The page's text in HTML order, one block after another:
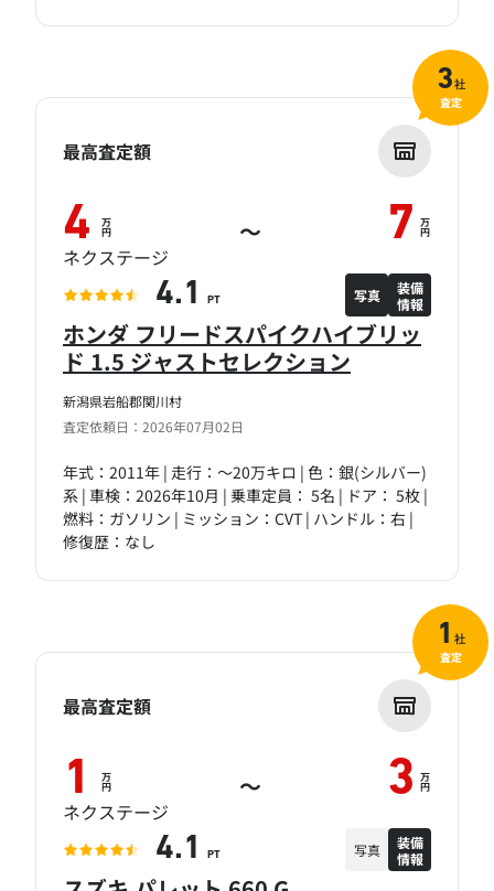
新潟県岩船郡関川村
査定依頼日：2026年07月02日
ホンダ フリードスパイクハイブリッ
ド 1.5 ジャストセレクション
年式：2011年 | 走行：～20万キロ | 色：銀(シルバー)
系 | 車検：2026年10月 | 乗車定員： 5名 | ドア： 5枚 |
燃料：ガソリン | ミッション：CVT | ハンドル：右 |
修復歴：なし
最高査定額
4 万
円 ～ 7 万
円
ネクステージ
4.1 PT 写真
装備
情報
3社
査定
最高査定額
1 万
円 ～ 3 万
円
ネクステージ
4.1 PT 写真
装備
情報
1 社
査定